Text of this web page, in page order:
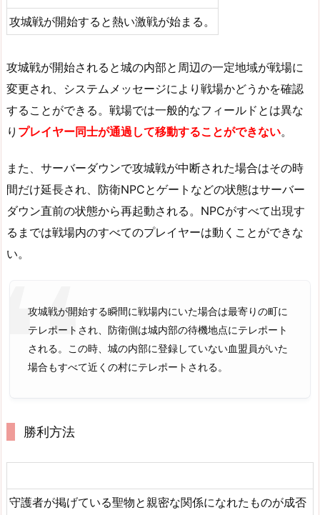
攻城戦が開始すると熱い激戦が始まる。
攻城戦が開始されると城の内部と周辺の一定地域が戦場に
変更され、システムメッセージにより戦場かどうかを確認
することができる。戦場では一般的なフィールドとは異な
り プレイヤー同士が通過して移動することができない。
また、サーバーダウンで攻城戦が中断された場合はその時
間だけ延長され、防衛NPCとゲートなどの状態はサーバー
ダウン直前の状態から再起動される。NPCがすべて出現す
るまでは戦場内のすべてのプレイヤーは動くことができな
い。
攻城戦が開始する瞬間に戦場内にいた場合は最寄りの町に
テレポートされ、防衛側は城内部の待機地点にテレポート
される。この時、城の内部に登録していない血盟員がいた
場合もすべて近くの村にテレポートされる。
勝利方法
守護者が掲げている聖物と親密な関係になれたものが成否